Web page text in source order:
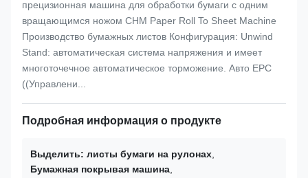
прецизионная машина для обработки бумаги с одним
вращающимся ножом CHM Paper Roll To Sheet Machine
Производство бумажных листов Конфигурация: Unwind
Stand: автоматическая система напряжения и имеет
многоточечное автоматическое торможение. Авто EPC
((Управлени...
Подробная информация о продукте
Выделить: листы бумаги на рулонах
Бумажная покрывая машина